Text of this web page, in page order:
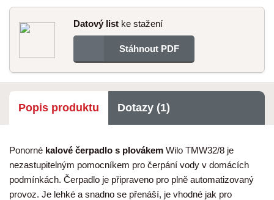
Datový list ke stažení
Stáhnout PDF
Popis produktu Dotazy (1)
Ponorné kalové čerpadlo s plovákem Wilo TMW32/8 je
nezastupitelným pomocníkem pro čerpání vody v domácích
podmínkách. Čerpadlo je připraveno pro plně automatizovaný
provoz. Je lehké a snadno se přenáší, je vhodné jak pro